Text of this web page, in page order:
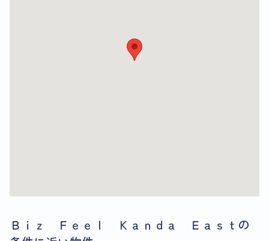
Ｂｉｚ Ｆｅｅｌ Ｋａｎｄａ Ｅａｓｔの